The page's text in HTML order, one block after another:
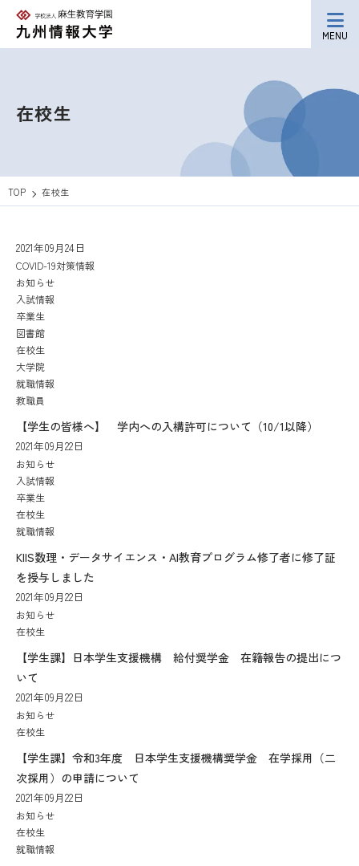
MENU
在校生
TOP 在校生
2021年09月24日
COVID-19対策情報
お知らせ
入試情報
卒業生
図書館
在校生
大学院
就職情報
教職員
【学生の皆様へ】 学内への入構許可について（10/1以降）
2021年09月22日
お知らせ
入試情報
卒業生
在校生
就職情報
KIIS数理・データサイエンス・AI教育プログラム修了者に修了証
を授与しました
2021年09月22日
お知らせ
在校生
【学生課】日本学生支援機構 給付奨学金 在籍報告の提出につ
いて
2021年09月22日
お知らせ
在校生
【学生課】令和3年度 日本学生支援機構奨学金 在学採用（二
次採用）の申請について
2021年09月22日
お知らせ
在校生
就職情報